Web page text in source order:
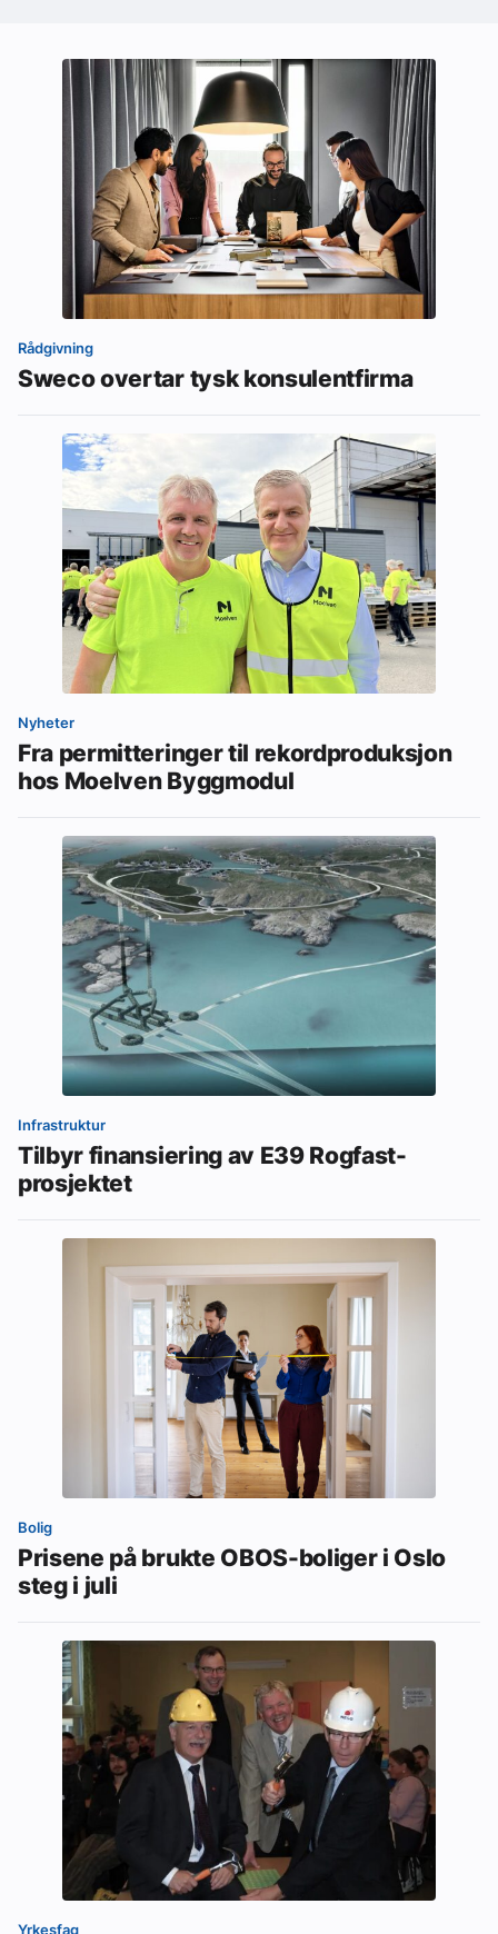
Rådgivning
Sweco overtar tysk konsulentfirma
Nyheter
Fra permitteringer til rekordproduksjon
hos Moelven Byggmodul
Infrastruktur
Tilbyr finansiering av E39 Rogfast-
prosjektet
Bolig
Prisene på brukte OBOS-boliger i Oslo
steg i juli
Yrkesfag